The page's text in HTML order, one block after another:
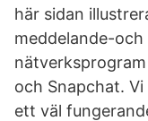
här sidan
meddelande-
och Snapchat.
ett väl